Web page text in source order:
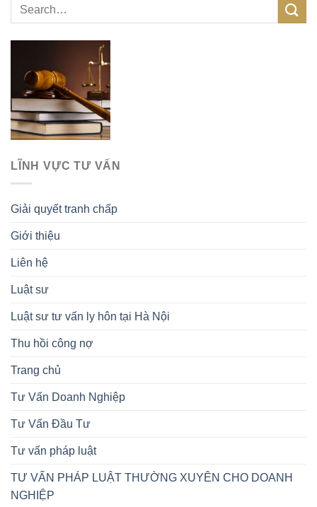
LĨNH VỰC TƯ VẤN
Giải quyết tranh chấp
Giới thiệu
Liên hệ
Luật sư
Luật sư tư vấn ly hôn tại Hà Nội
Thu hồi công nợ
Trang chủ
Tư Vấn Doanh Nghiệp
Tư Vấn Đầu Tư
Tư vấn pháp luật
TƯ VẤN PHÁP LUẬT THƯỜNG XUYÊN CHO DOANH
NGHIỆP